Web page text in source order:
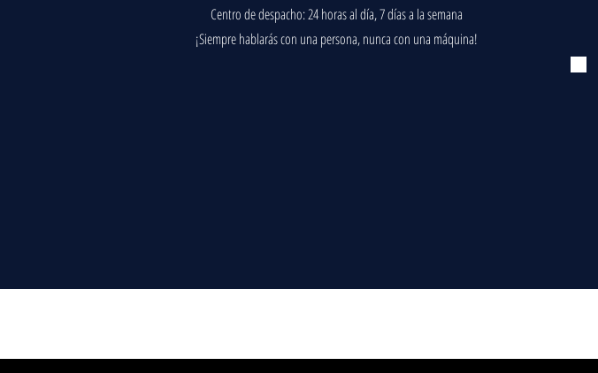
Centro de despacho: 24 horas al día, 7 días a la semana
¡Siempre hablarás con una persona, nunca con una máquina!